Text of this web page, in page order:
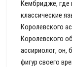
Кембридже, где
классические
Королевского
Королевского
ассириолог, он,
фигур своего